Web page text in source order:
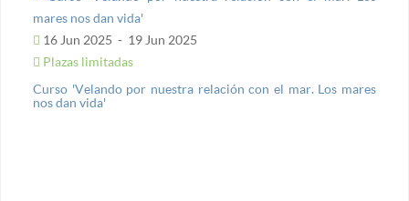
16 Jun 2025 - 19 Jun 2025
Plazas limitadas
Curso 'Velando por nuestra relación con el mar. Los mares
nos dan vida'